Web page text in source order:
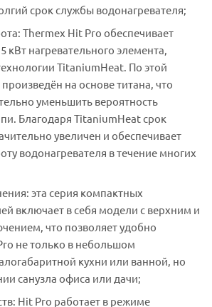
срок службы водонагревателя;
Thermex Hit Pro обеспечивает
кВт нагревательного элемента,
TitaniumHeat. По этой
на основе титана, что
уменьшить вероятность
Благодаря TitaniumHeat срок
увеличен и обеспечивает
водонагревателя в течение многих
эта серия компактных
включает в себя модели с верхним и
что позволяет удобно
не только в небольшом
кухни или ванной, но
санузла офиса или дачи;
Hit Pro работает в режиме